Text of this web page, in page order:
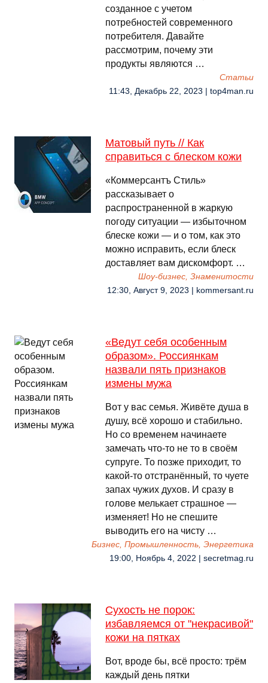
созданное с учетом
потребностей современного
потребителя. Давайте
рассмотрим, почему эти
продукты являются …
Cтатьи
11:43, Декабрь 22, 2023 | top4man.ru
Матовый путь // Как
справиться с блеском кожи
«Коммерсантъ Стиль»
рассказывает о
распространенной в жаркую
погоду ситуации — избыточном
блеске кожи — и о том, как это
можно исправить, если блеск
доставляет вам дискомфорт. …
Шоу-бизнес, Знаменитости
12:30, Август 9, 2023 | kommersant.ru
«Ведут себя особенным
образом». Россиянкам
назвали пять признаков
измены мужа
Вот у вас семья. Живёте душа в
душу, всё хорошо и стабильно.
Но со временем начинаете
замечать что-то не то в своём
супруге. То позже приходит, то
какой-то отстранённый, то чуете
запах чужих духов. И сразу в
голове мелькает страшное —
изменяет! Но не спешите
выводить его на чисту …
Бизнес, Промышленность, Энергетика
19:00, Ноябрь 4, 2022 | secretmag.ru
Сухость не порок:
избавляемся от "некрасивой"
кожи на пятках
Вот, вроде бы, всё просто: трём
каждый день пятки